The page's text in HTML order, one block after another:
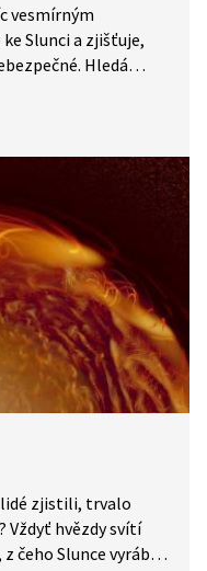
vesmírným
Slunci a zjišťuje,
Hledá
lidé zjistili, trvalo
Vždyť hvězdy svítí
z čeho Slunce vyrábí